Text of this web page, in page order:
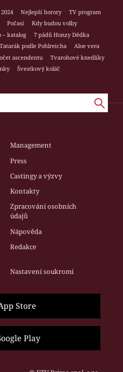
Nejlepší horory
TV program
Počasí
Kdy budou volby
– katalog
7 pádů Honzy Dědka
Tatarák podle Pohlreicha
Aloe vera
ascendentu
Tvarohové knedlíky
Švestkový koláč
Management
Press
Castingy a výzvy
Kontakty
Zpracování osobních
údajů
Nápověda
Redakce
Nastavení soukromí
Store
Play